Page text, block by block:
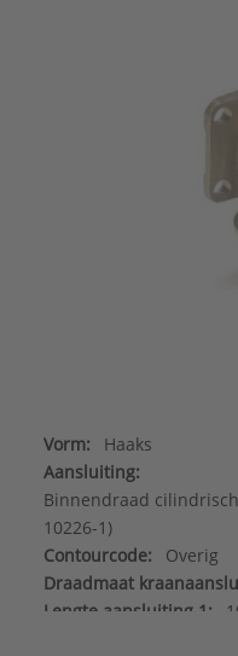
Vorm:
Haaks
Aansluiting:
Binnendraad cilindrisch
10226-1)
Contourcode:
Overig
Draadmaat
Lengte aansluiting 1: